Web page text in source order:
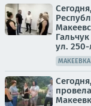
ул. 250-
МАКЕЕВКА